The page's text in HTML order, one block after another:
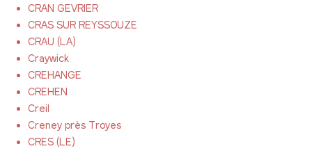
CRAN GEVRIER
CRAS SUR REYSSOUZE
CRAU (LA)
Craywick
CREHANGE
CREHEN
Creil
Creney près Troyes
CRES (LE)